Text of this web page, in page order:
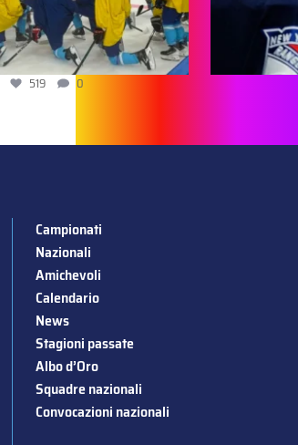
519 0
Campionati
Nazionali
Amichevoli
Calendario
News
Stagioni passate
Albo d’Oro
Squadre nazionali
Convocazioni nazionali